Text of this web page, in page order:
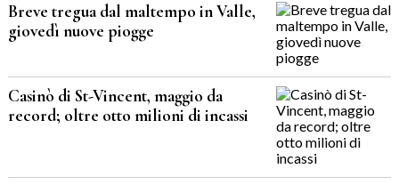
Breve tregua dal maltempo in Valle,
giovedì nuove piogge
Casinò di St-Vincent, maggio da
record; oltre otto milioni di incassi